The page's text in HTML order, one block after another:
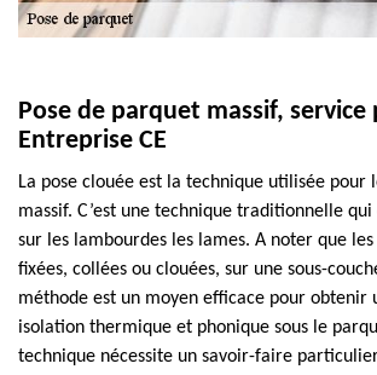
Pose de parquet massif,
Entreprise CE
La pose clouée est la technique utilisée pour
massif. C’est une technique traditionnelle
sur les lambourdes les lames. A noter que
fixées, collées ou clouées, sur une sous-
méthode est un moyen efficace pour obtenir
isolation thermique et phonique sous le
technique nécessite un savoir-faire